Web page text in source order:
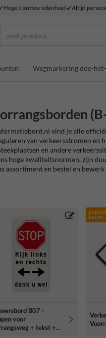
Hoge klanttevredenheid Altijd
zoek product...
Wegmarkering doe-
vind je alle
van verkeersstromen en
en andere
hoge kwaliteitsnormen, zijn
assortiment en bestel en
B07 -
voor
+ tekst +
keuze